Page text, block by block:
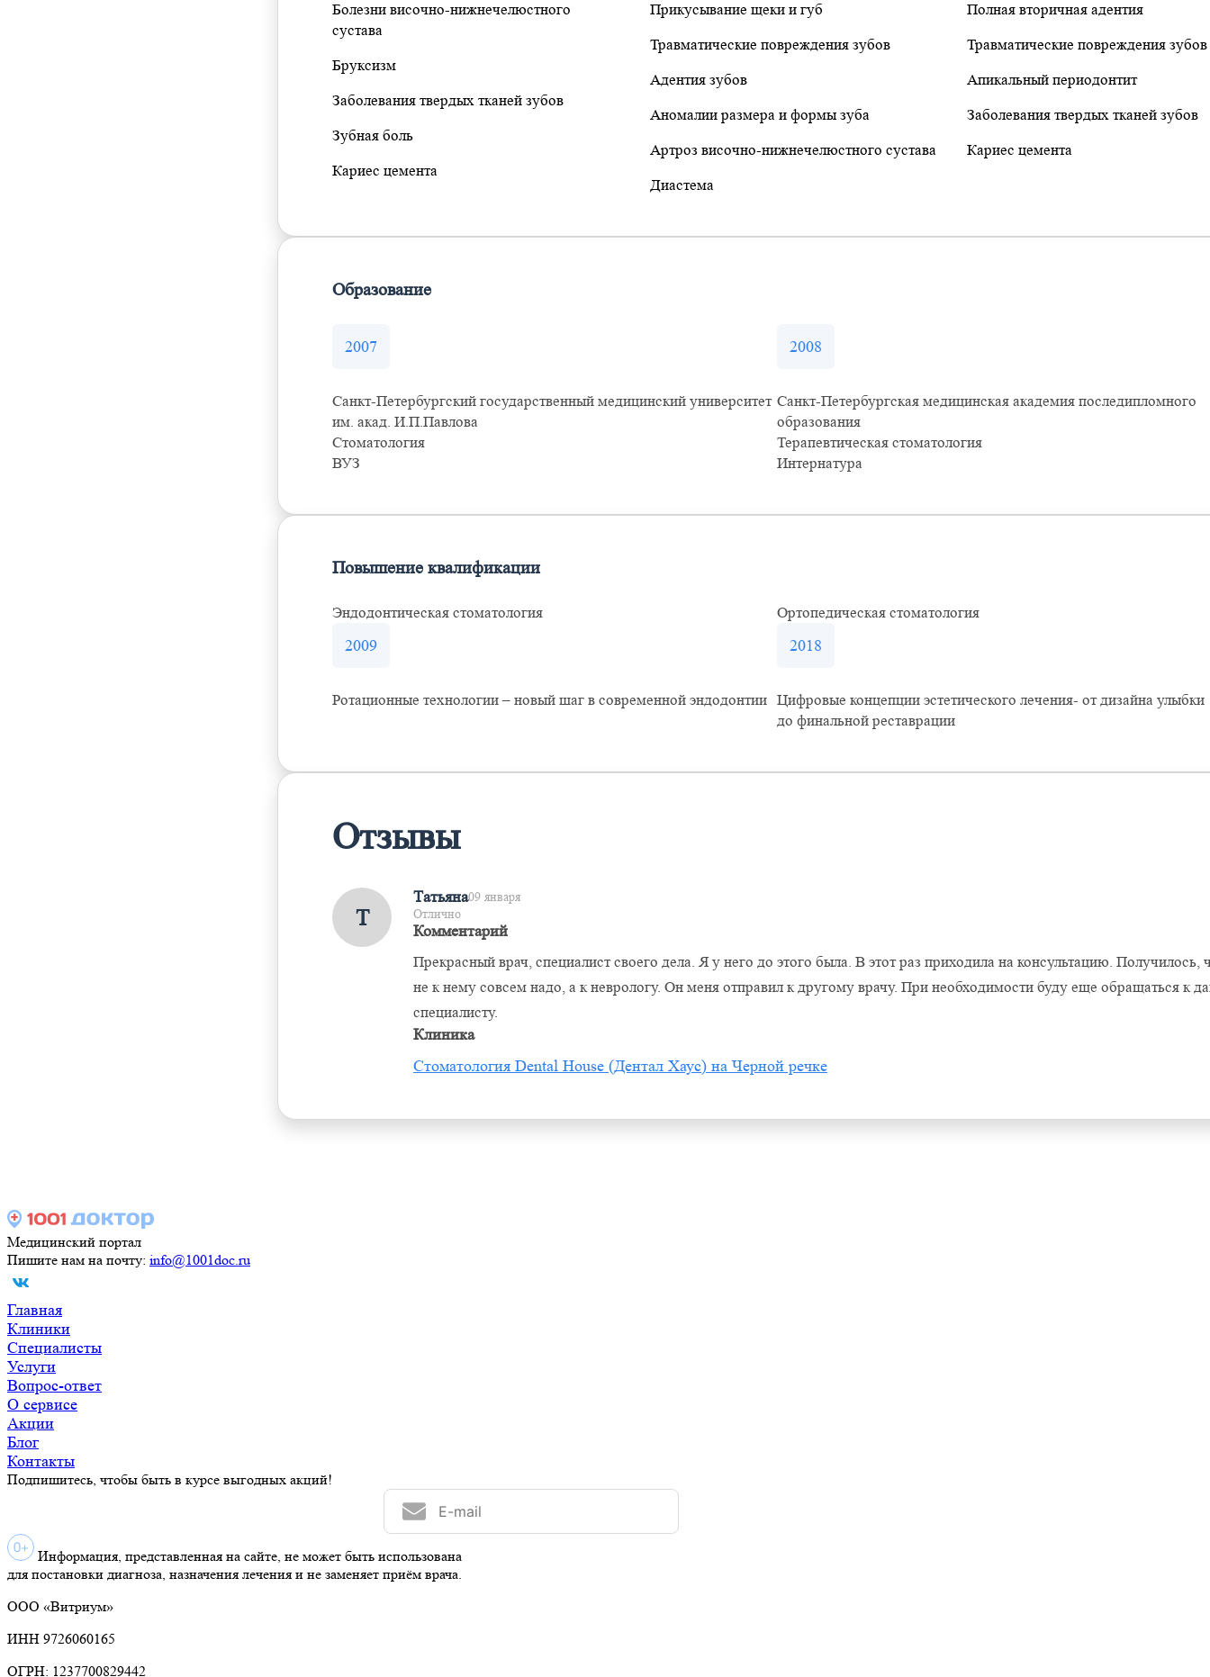
Болезни височно-нижнечелюстного
сустава
Бруксизм
Заболевания твердых тканей зубов
Зубная боль
Кариес цемента
Прикусывание щеки и губ
Травматические повреждения зубов
Адентия зубов
Аномалии размера и формы зуба
Артроз височно-нижнечелюстного сустава
Диастема
Полная вторичная адентия
Травматические повреждения зубов
Апикальный периодонтит
Заболевания твердых тканей зубов
Кариес цемента
Образование
2007
Санкт-Петербургский государственный медицинский университет
им. акад. И.П.Павлова
Стоматология
ВУЗ
2008
Санкт-Петербургская медицинская академия последипломного
образования
Терапевтическая стоматология
Интернатура
Повышение квалификации
Эндодонтическая стоматология Ортопедическая стоматология
2009
Ротационные технологии – новый шаг в современной эндодонтии
2018
Цифровые концепции эстетического лечения- от дизайна улыбки
до финальной реставрации
Отзывы
Т
Татьяна09 января
Отлично
Комментарий
Прекрасный врач, специалист своего дела. Я у него до этого была. В этот раз приходила на консультацию. Получилось,
не к нему совсем надо, а к неврологу. Он меня отправил к другому врачу. При необходимости буду еще обращаться к
специалисту.
Клиника
Стоматология Dental House (Дентал Хаус) на Черной речке
Медицинский портал
Пишите нам на почту: info@1001doc.ru
Главная
Клиники
Специалисты
Услуги
Вопрос-ответ
О сервисе
Акции
Блог
Контакты
Подпишитесь, чтобы быть в курсе выгодных акций!
Информация, представленная на сайте, не может быть использована
для постановки диагноза, назначения лечения и не заменяет приём врача.
ООО «Витриум»
ИНН 9726060165
ОГРН: 1237700829442